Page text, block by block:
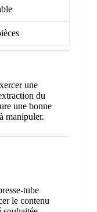
une
du
une bonne
manipuler.
tube
le contenu